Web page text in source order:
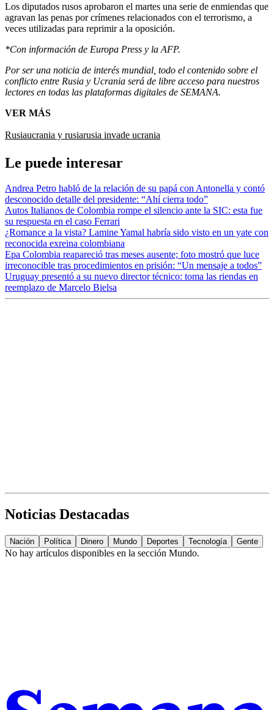
Los diputados rusos aprobaron el martes una serie de enmiendas que
agravan las penas por crímenes relacionados con el terrorismo, a
veces utilizadas para reprimir a la oposición.
*Con información de Europa Press y la AFP.
Por ser una noticia de interés mundial, todo el contenido sobre el
conflicto entre Rusia y Ucrania será de libre acceso para nuestros
lectores en todas las plataformas digitales de SEMANA.
VER MÁS
Rusiaucrania y rusiarusia invade ucrania
Le puede interesar
Andrea Petro habló de la relación de su papá con Antonella y contó
desconocido detalle del presidente: “Ahí cierra todo”
Autos Italianos de Colombia rompe el silencio ante la SIC: esta fue
su respuesta en el caso Ferrari
¿Romance a la vista? Lamine Yamal habría sido visto en un yate con
reconocida exreina colombiana
Epa Colombia reapareció tras meses ausente; foto mostró que luce
irreconocible tras procedimientos en prisión: “Un mensaje a todos”
Uruguay presentó a su nuevo director técnico: toma las riendas en
reemplazo de Marcelo Bielsa
Noticias Destacadas
Nación Política Dinero Mundo Deportes Tecnología Gente
No hay artículos disponibles en la sección Mundo.